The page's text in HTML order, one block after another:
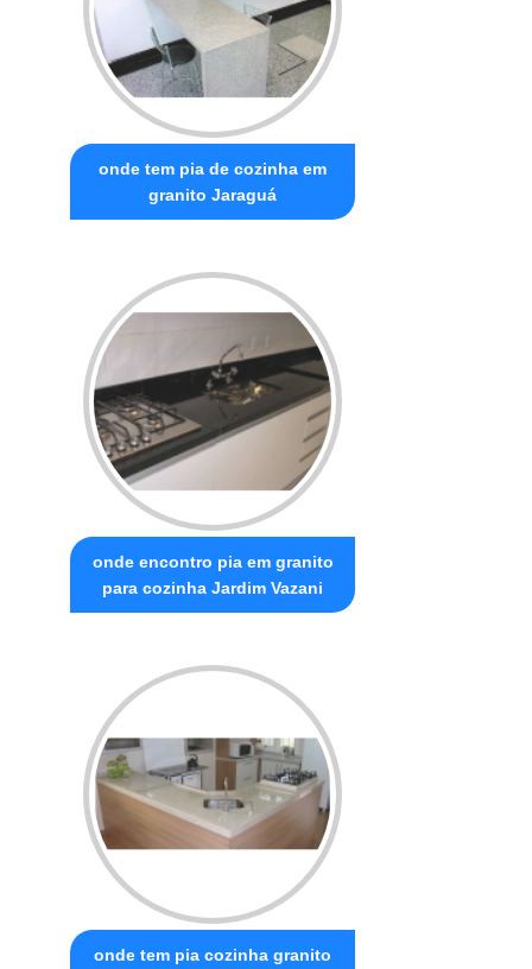
onde tem pia de cozinha em
granito Jaraguá
onde encontro pia em granito
para cozinha Jardim Vazani
onde tem pia cozinha granito